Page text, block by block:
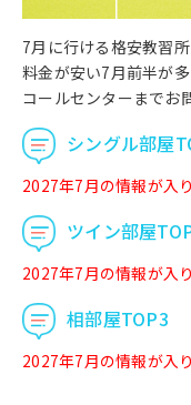
7月に行ける格安教習
料金が安い7月前半が
コールセンターまでお
シングル部屋
2027年7月の情報が入
ツイン部屋
2027年7月の情報が入
相部屋TOP3
2027年7月の情報が入